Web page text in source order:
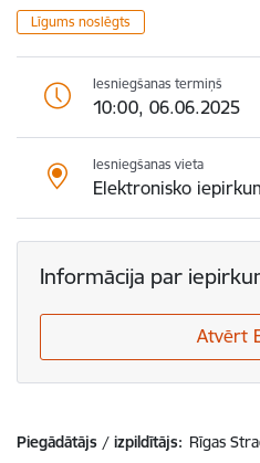
Līgums noslēgts
Iesniegšanas termiņš
10:00, 06.06.2025
Iesniegšanas vieta
Elektronisko
Informācija par
Atvērt
Piegādātājs / izpildītājs: Rīgas